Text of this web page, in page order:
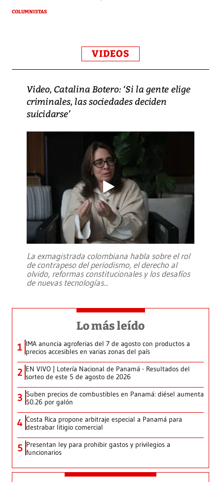
COLUMNISTAS
VIDEOS
Video, Catalina Botero: ‘Si la gente elige
criminales, las sociedades deciden
suicidarse’
La exmagistrada colombiana habla sobre el rol
de contrapeso del periodismo, el derecho al
olvido, reformas constitucionales y los desafíos
de nuevas tecnologías...
Lo más leído
1 IMA anuncia agroferias del 7 de agosto con productos a
precios accesibles en varias zonas del país
2 EN VIVO | Lotería Nacional de Panamá - Resultados del
sorteo de este 5 de agosto de 2026
3 Suben precios de combustibles en Panamá: diésel aumenta
$0.26 por galón
4 Costa Rica propone arbitraje especial a Panamá para
destrabar litigio comercial
5 Presentan ley para prohibir gastos y privilegios a
funcionarios